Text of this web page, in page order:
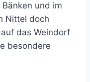
und im
Nittel doch
das Weindorf
besondere